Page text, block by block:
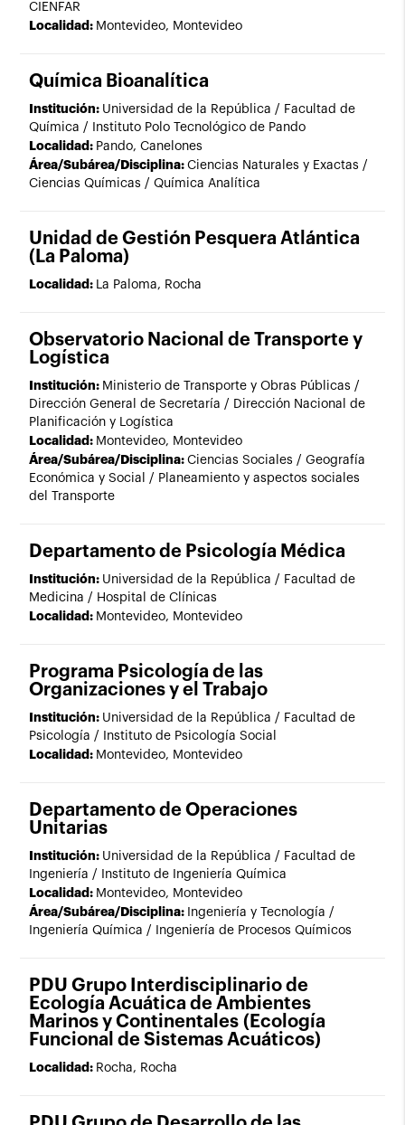
CIENFAR
Localidad: Montevideo, Montevideo
Química Bioanalítica
Institución: Universidad de la República / Facultad de
Química / Instituto Polo Tecnológico de Pando
Localidad: Pando, Canelones
Área/Subárea/Disciplina:Ciencias Naturales y Exactas /
Ciencias Químicas / Química Analítica
Unidad de Gestión Pesquera Atlántica
(La Paloma)
Localidad: La Paloma, Rocha
Observatorio Nacional de Transporte y
Logística
Institución: Ministerio de Transporte y Obras Públicas /
Dirección General de Secretaría / Dirección Nacional de
Planificación y Logística
Localidad: Montevideo, Montevideo
Área/Subárea/Disciplina:Ciencias Sociales / Geografía
Económica y Social / Planeamiento y aspectos sociales
del Transporte
Departamento de Psicología Médica
Institución: Universidad de la República / Facultad de
Medicina / Hospital de Clínicas
Localidad: Montevideo, Montevideo
Programa Psicología de las
Organizaciones y el Trabajo
Institución: Universidad de la República / Facultad de
Psicología / Instituto de Psicología Social
Localidad: Montevideo, Montevideo
Departamento de Operaciones
Unitarias
Institución: Universidad de la República / Facultad de
Ingeniería / Instituto de Ingeniería Química
Localidad: Montevideo, Montevideo
Área/Subárea/Disciplina: Ingeniería y Tecnología /
Ingeniería Química / Ingeniería de Procesos Químicos
PDU Grupo Interdisciplinario de
Ecología Acuática de Ambientes
Marinos y Continentales (Ecología
Funcional de Sistemas Acuáticos)
Localidad: Rocha, Rocha